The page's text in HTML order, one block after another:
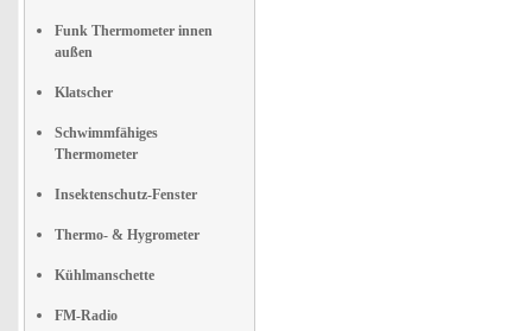
Funk Thermometer innen
außen
Klatscher
Schwimmfähiges
Thermometer
Insektenschutz-Fenster
Thermo- & Hygrometer
Kühlmanschette
FM-Radio